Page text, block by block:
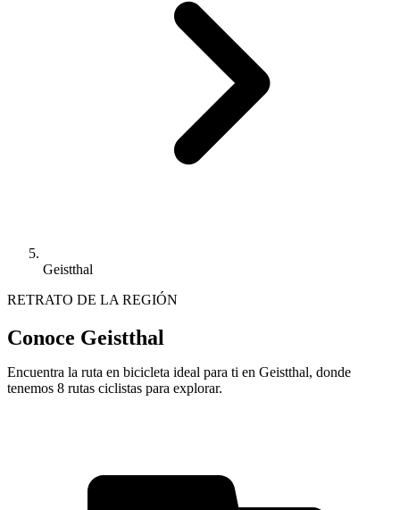
Geistthal
RETRATO DE LA REGIÓN
Conoce Geistthal
Encuentra la ruta en bicicleta ideal para ti en Geistthal, donde
tenemos 8 rutas ciclistas para explorar.